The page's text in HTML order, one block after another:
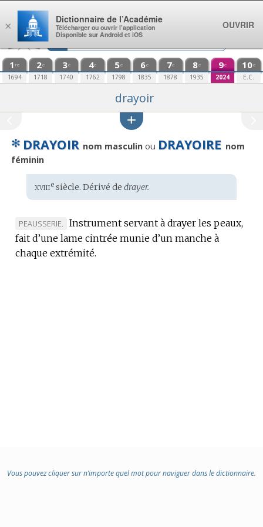
Aller au contenu
1 re
1694
2e
1718
3e
1740
4e
1762
5e
1798
6e
1835
7e
1878
8e
1935
9e
2024
10e
E.C.
drayoir
✻ DRAYOIR nom masculin ou DRAYOIRE nom
féminin
Étymologie
:
xviiiesiècle. Dérivé de drayer.
MARQUE
DE
DOMAINE
PEAUSSERIE.
Instrument servant à drayer les peaux,
fait d’une lame cintrée munie d’un manche à
chaque extrémité.
Vous pouvez cliquer sur n’importe quel mot pour naviguer dans le dictionnaire.
×
Dictionnaire de l’Académie
Télécharger ou ouvrir l’application
Disponible sur Android et iOS
OUVRIR